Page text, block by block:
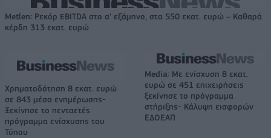
Metlen: Ρεκόρ EBITDA στο α' εξάμηνο, στα 550 εκατ. ευρώ – Καθαρά
κέρδη 313 εκατ. ευρώ
Χρηματοδότηση 8 εκατ. ευρώ
σε 843 μέσα ενημέρωσης-
Ξεκίνησε το πενταετές
πρόγραμμα ενίσχυσης του
Τύπου
Media: Με ενίσχυση 8 εκατ.
ευρώ σε 451 επιχειρήσεις
ξεκίνησε το πρόγραμμα
στήριξης- Κάλυψη εισφορών
ΕΔΟΕΑΠ